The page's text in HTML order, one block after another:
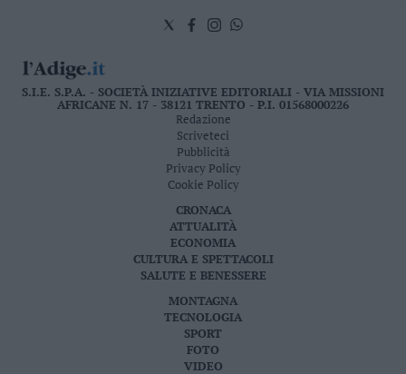
S.I.E. S.P.A. - SOCIETÀ INIZIATIVE EDITORIALI - VIA MISSIONI
AFRICANE N. 17 - 38121 TRENTO - P.I. 01568000226
Redazione
Scriveteci
Pubblicità
Privacy Policy
Cookie Policy
CRONACA
ATTUALITÀ
ECONOMIA
CULTURA E SPETTACOLI
SALUTE E BENESSERE
MONTAGNA
TECNOLOGIA
SPORT
FOTO
VIDEO